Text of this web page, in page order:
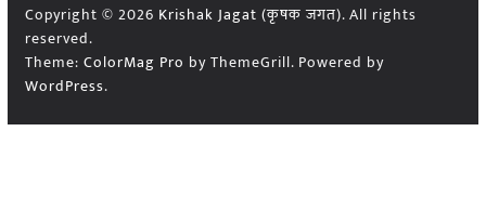
Copyright © 2026 Krishak Jagat (कृषक जगत). All rights
reserved.
Theme: ColorMag Pro by ThemeGrill. Powered by
WordPress.